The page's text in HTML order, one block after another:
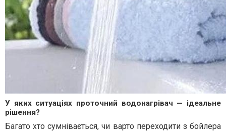
У яких ситуаціях проточний водонагрівач — ідеальне
рішення?
Багато хто сумнівається, чи варто переходити з бойлера